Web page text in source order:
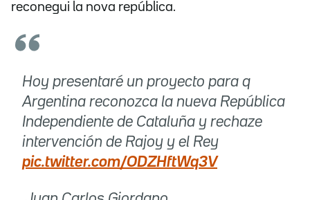
reconegui la nova república.
Hoy presentaré un proyecto para q
Argentina reconozca la nueva República
Independiente de Cataluña y rechaze
intervención de Rajoy y el Rey
pic.twitter.com/ODZHftWq3V